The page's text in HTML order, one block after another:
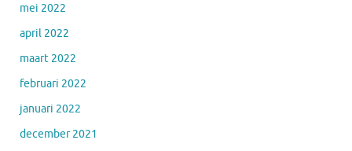
mei 2022
april 2022
maart 2022
februari 2022
januari 2022
december 2021